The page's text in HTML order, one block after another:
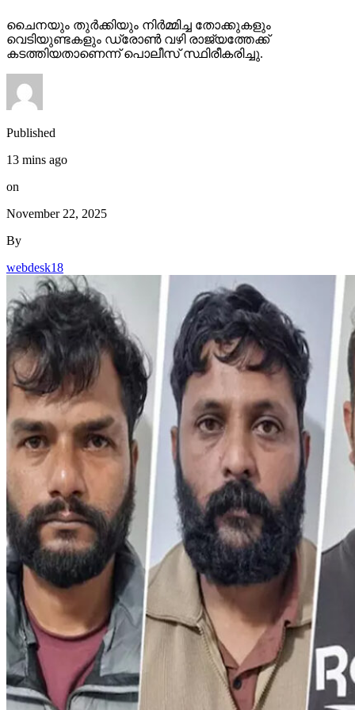
ചൈനയും തുര്‍ക്കിയും നിര്‍മ്മിച്ച തോക്കുകളും
വെടിയുണ്ടകളും ഡ്രോണ്‍ വഴി രാജ്യത്തേക്ക്
കടത്തിയതാണെന്ന് പൊലീസ് സ്ഥിരീകരിച്ചു.
Published
13 mins ago
on
November 22, 2025
By
webdesk18